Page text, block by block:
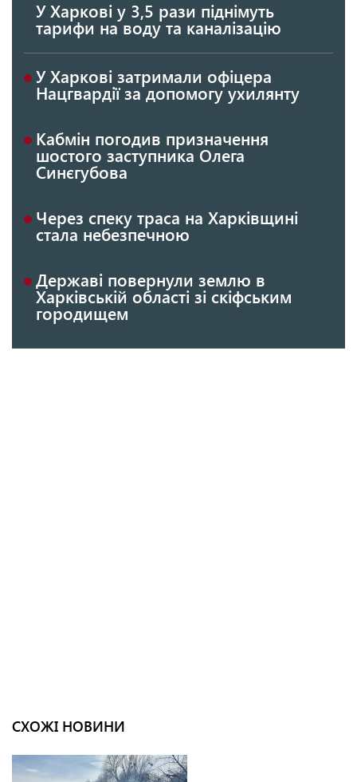
У Харкові у 3,5 рази піднімуть
тарифи на воду та каналізацію
У Харкові затримали офіцера
Нацгвардії за допомогу ухилянту
Кабмін погодив призначення
шостого заступника Олега
Синєгубова
Через спеку траса на Харківщині
стала небезпечною
Державі повернули землю в
Харківській області зі скіфським
городищем
СХОЖІ НОВИНИ